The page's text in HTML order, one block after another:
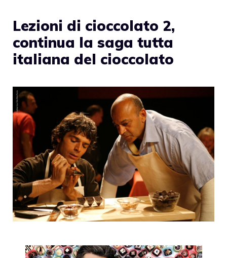
Lezioni di cioccolato 2,
continua la saga tutta
italiana del cioccolato